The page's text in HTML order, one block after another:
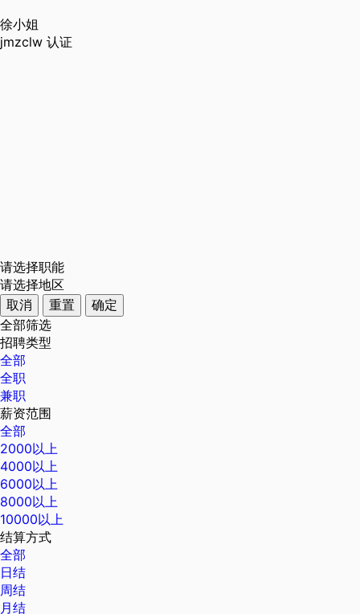
徐小姐
jmzclw 认证
请选择职能
请选择地区
取消
重置
确定
全部筛选
招聘类型
全部
全职
兼职
薪资范围
全部
2000以上
4000以上
6000以上
8000以上
10000以上
结算方式
全部
日结
周结
月结